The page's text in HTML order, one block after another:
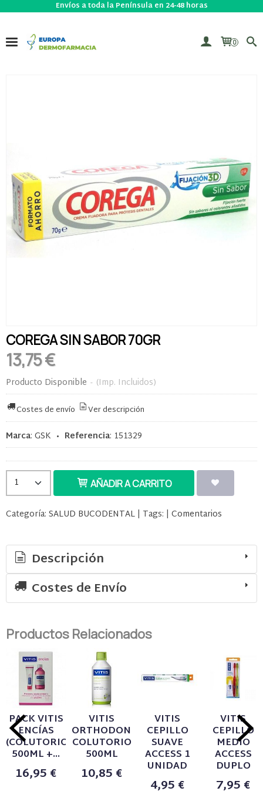
Envíos a toda la Península en 24-48 horas
0
COREGA SIN SABOR 70GR
13,75 €
Producto Disponible - (Imp. Incluidos)
Costes de envío Ver descripción
Marca: GSK • Referencia: 151329
AÑADIR A CARRITO
Categoría: SALUD BUCODENTAL | Tags: | Comentarios
Descripción
Costes de Envío
Productos Relacionados
PACK VITIS
ENCÍAS
(COLUTORIO
500ML +...
16,95 €
VITIS
ORTHODONTIC
COLUTORIO
500ML
10,85 €
VITIS
CEPILLO
SUAVE
ACCESS 1
UNIDAD
4,95 €
VITIS
CEPILLO
MEDIO
ACCESS
DUPLO
7,95 €